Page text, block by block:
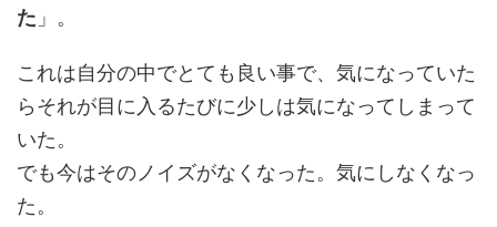
た 」。
これは自分の中でとても良い事で、気になっていた
らそれが目に入るたびに少しは気になってしまって
いた。
でも今はそのノイズがなくなった。気にしなくなっ
た。